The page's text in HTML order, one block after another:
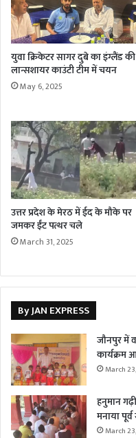
युवा क्रिकेटर सागर दुबे का इंग्लैंड की
लान्सशायर काउंटी टीम में चयन
May 6, 2025
उत्तर प्रदेश के मेरठ में ईद के मौके पर
जमकर ईंट पत्थर चले
March 31, 2025
By JAN EXPRESS
जौनपुर में
कार्यक्रम
March
हनुमान
मनाया
March